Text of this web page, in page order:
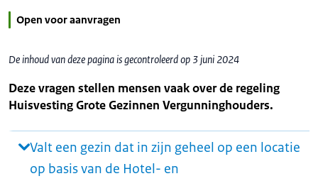
Open voor aanvragen
De inhoud van deze pagina is gecontroleerd op 3 juni 2024
Deze vragen stellen mensen vaak over de regeling
Huisvesting Grote Gezinnen Vergunninghouders.
Valt een gezin dat in zijn geheel op een locatie
op basis van de Hotel- en